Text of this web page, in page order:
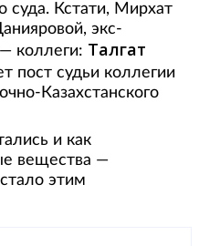
суда. Кстати, Мирхат
экс-
коллеги: Талгат
пост судьи коллегии
Казахстанского
и как
вещества —
этим